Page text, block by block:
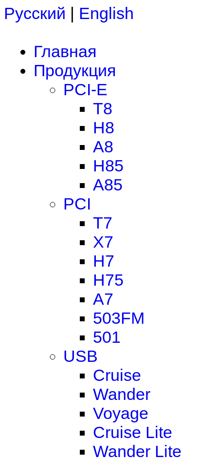
Русский | English
Главная
Продукция
PCI-E
T8
H8
A8
H85
A85
PCI
T7
X7
H7
H75
A7
503FM
501
USB
Cruise
Wander
Voyage
Cruise Lite
Wander Lite